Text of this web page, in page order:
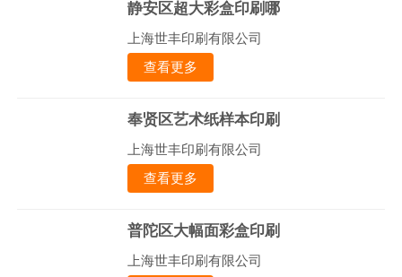
静安区超大彩盒印刷哪
上海世丰印刷有限公司
查看更多
奉贤区艺术纸样本印刷
上海世丰印刷有限公司
查看更多
普陀区大幅面彩盒印刷
上海世丰印刷有限公司